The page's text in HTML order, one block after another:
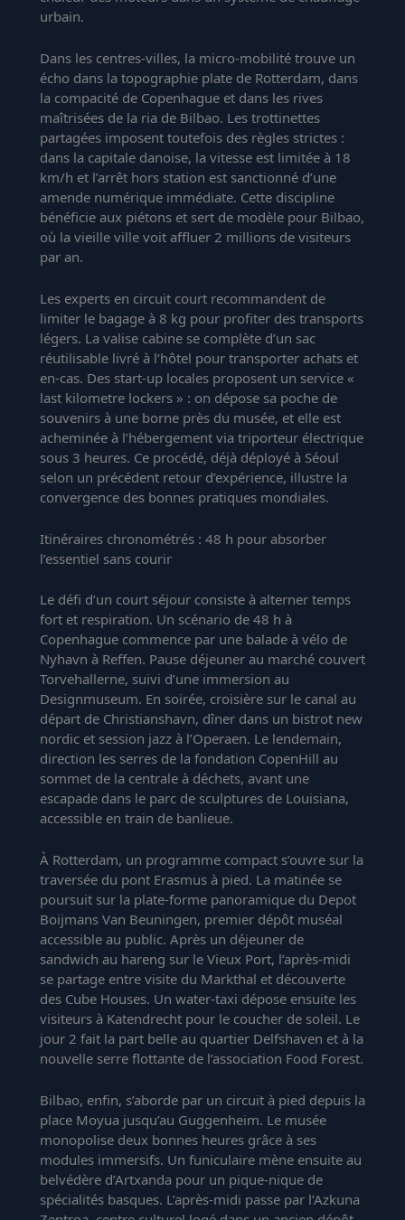
urbain.
Dans les centres-villes, la micro-mobilité trouve un
écho dans la topographie plate de Rotterdam, dans
la compacité de Copenhague et dans les rives
maîtrisées de la ria de Bilbao. Les trottinettes
partagées imposent toutefois des règles strictes :
dans la capitale danoise, la vitesse est limitée à 18
km/h et l’arrêt hors station est sanctionné d’une
amende numérique immédiate. Cette discipline
bénéficie aux piétons et sert de modèle pour Bilbao,
où la vieille ville voit affluer 2 millions de visiteurs
par an.
Les experts en circuit court recommandent de
limiter le bagage à 8 kg pour profiter des transports
légers. La valise cabine se complète d’un sac
réutilisable livré à l’hôtel pour transporter achats et
en-cas. Des start-up locales proposent un service «
last kilometre lockers » : on dépose sa poche de
souvenirs à une borne près du musée, et elle est
acheminée à l’hébergement via triporteur électrique
sous 3 heures. Ce procédé, déjà déployé à Séoul
selon un précédent retour d’expérience, illustre la
convergence des bonnes pratiques mondiales.
Itinéraires chronométrés : 48 h pour absorber
l’essentiel sans courir
Le défi d’un court séjour consiste à alterner temps
fort et respiration. Un scénario de 48 h à
Copenhague commence par une balade à vélo de
Nyhavn à Reffen. Pause déjeuner au marché couvert
Torvehallerne, suivi d’une immersion au
Designmuseum. En soirée, croisière sur le canal au
départ de Christianshavn, dîner dans un bistrot new
nordic et session jazz à l’Operaen. Le lendemain,
direction les serres de la fondation CopenHill au
sommet de la centrale à déchets, avant une
escapade dans le parc de sculptures de Louisiana,
accessible en train de banlieue.
À Rotterdam, un programme compact s’ouvre sur la
traversée du pont Erasmus à pied. La matinée se
poursuit sur la plate-forme panoramique du Depot
Boijmans Van Beuningen, premier dépôt muséal
accessible au public. Après un déjeuner de
sandwich au hareng sur le Vieux Port, l’après-midi
se partage entre visite du Markthal et découverte
des Cube Houses. Un water-taxi dépose ensuite les
visiteurs à Katendrecht pour le coucher de soleil. Le
jour 2 fait la part belle au quartier Delfshaven et à la
nouvelle serre flottante de l’association Food Forest.
Bilbao, enfin, s’aborde par un circuit à pied depuis la
place Moyua jusqu’au Guggenheim. Le musée
monopolise deux bonnes heures grâce à ses
modules immersifs. Un funiculaire mène ensuite au
belvédère d’Artxanda pour un pique-nique de
spécialités basques. L’après-midi passe par l’Azkuna